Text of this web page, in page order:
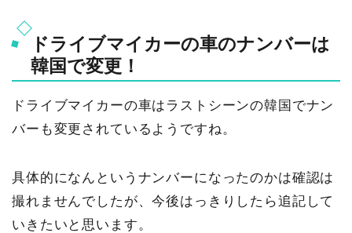
ドライブマイカーの車のナンバーは
韓国で変更！
ドライブマイカーの車はラストシーンの韓国でナン
バーも変更されているようですね。
具体的になんというナンバーになったのかは確認は
撮れませんでしたが、今後はっきりしたら追記して
いきたいと思います。